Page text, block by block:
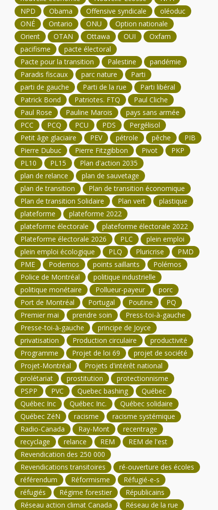
NPD
Obama Offensive syndicale
oléoduc
ONÉ
Ontario ONU
Option nationale
Orient
OTAN Ottawa OUI
Oxfam
pacifisme
pacte électoral
Pacte pour la transition
Palestine
pandémie
Paradis fiscaux
parc nature
Parti
parti de gauche
Parti de la rue
Parti libéral
Patrick Bond
Patriotes. FTQ
Paul Cliche
Paul Rose
Pauline Marois
pays sans armée
PCC
PCQ PCU PDS
Pergélisol
Petit âge glaciaire
PEV pétrole pêche
PIB
Pierre Dubuc
Pierre Fitzgibbon Pivot
PKP
PL10
PL15
Plan d'action 2035
plan de relance
plan de sauvetage
plan de transition
Plan de transition économique
Plan de transition Solidaire
Plan vert
plastique
plateforme
plateforme 2022
plateforme électorale
plateforme électorale 2022
Plateforme électorale 2026
PLC
plein emploi
plein emploi écologique
PLQ Pluricrise
PMD
PME
Podemos points saillants
Polémos
Police de Montréal
politique industrielle
politique monétaire
Pollueur-payeur
porc
Port de Montréal
Portugal Poutine
PQ
Premier mai
prendre soin
Press-toi-à-gauche
Presse-toi-à-gauche
principe de Joyce
privatisation
Production circulaire
productivité
Programme
Projet de loi 69
projet de société
Projet-Montréal
Projets d'intérêt national
prolétariat
prostitution
protectionnisme
PSPP
PVC Quebec bashing
Québec
Québec Inc
Québec Inc.
Québec solidaire
Québec ZéN
racisme
racisme systémique
Radio-Canada
Ray-Mont
recentrage
recyclage
relance REM
REM de l'est
Revendication des 250 000
Revendications transitoires
ré-ouverture des écoles
référendum
Réformisme
Réfugié-e-s
réfugiés
Régime forestier
Républicains
Réseau action climat Canada
Réseau de la rue